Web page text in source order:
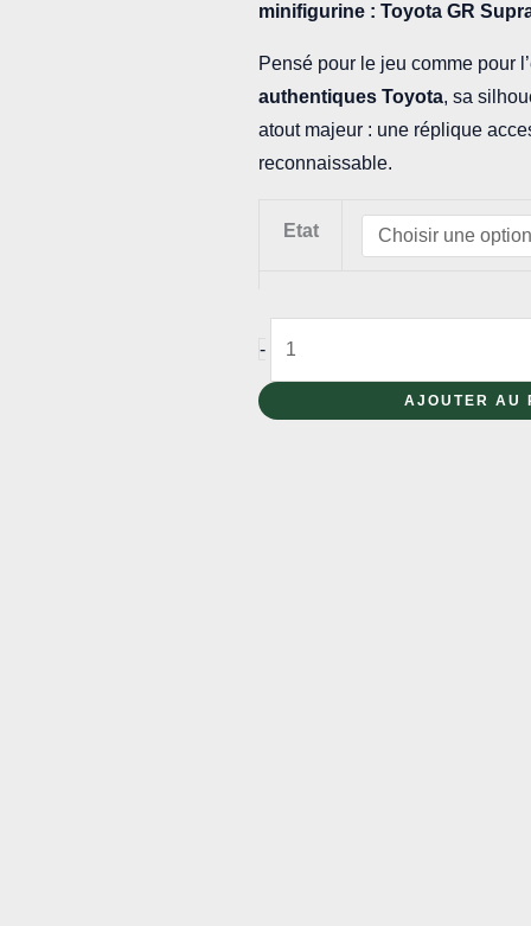
minifigurine : Toyota GR
Pensé pour le jeu comme pour
authentiques Toyota, sa
atout majeur : une réplique
reconnaissable.
Etat
-
AJOUTER AU